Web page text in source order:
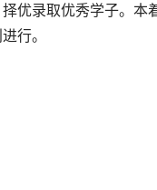
优录取优秀学子。本
行。